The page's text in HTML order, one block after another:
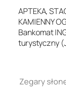
APTEKA,
KAMIENNY
Bankomat
turystyczny
Zegary